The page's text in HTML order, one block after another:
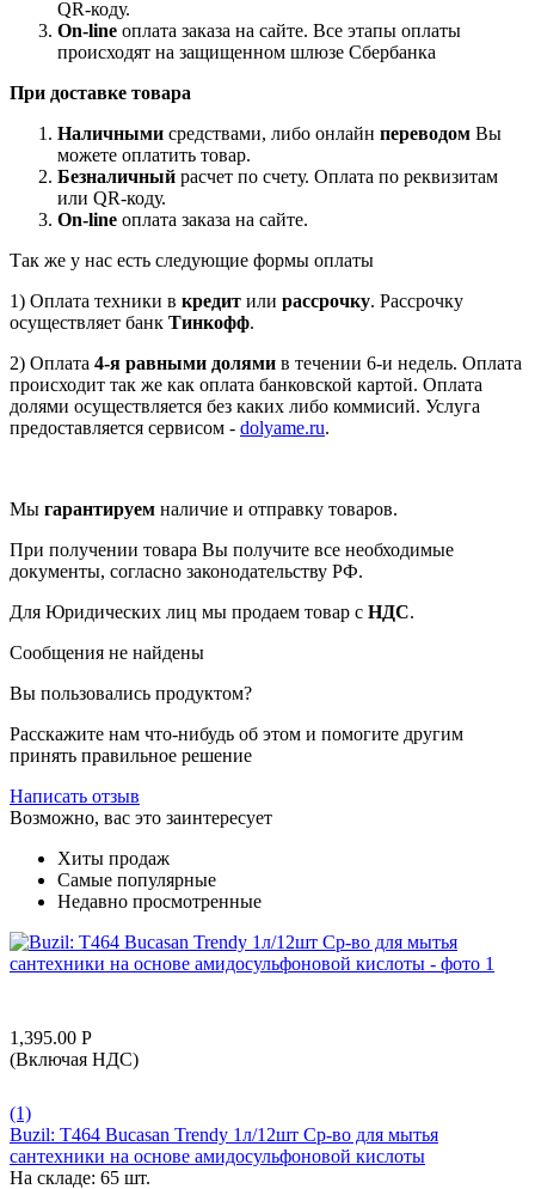
QR-коду.
On-line оплата заказа на сайте. Все этапы оплаты
происходят на защищенном шлюзе Сбербанка
При доставке товара
Наличными средствами, либо онлайн переводом Вы
можете оплатить товар.
Безналичный расчет по счету. Оплата по реквизитам
или QR-коду.
On-line оплата заказа на сайте.
Так же у нас есть следующие формы оплаты
1) Оплата техники в кредит или рассрочку. Рассрочку
осуществляет банк Тинкофф.
2) Оплата 4-я равными долями в течении 6-и недель. Оплата
происходит так же как оплата банковской картой. Оплата
долями осуществляется без каких либо коммисий. Услуга
предоставляется сервисом - dolyame.ru.
Мы гарантируем наличие и отправку товаров.
При получении товара Вы получите все необходимые
документы, согласно законодательству РФ.
Для Юридических лиц мы продаем товар с НДС.
Сообщения не найдены
Вы пользовались продуктом?
Расскажите нам что-нибудь об этом и помогите другим
принять правильное решение
Написать отзыв
Возможно, вас это заинтересует
Хиты продаж
Самые популярные
Недавно просмотренные
1,395.00 Р
(Включая НДС)
(1)
Buzil: T464 Bucasan Trendy 1л/12шт Ср-во для мытья
сантехники на основе амидосульфоновой кислоты
На складе: 65 шт.